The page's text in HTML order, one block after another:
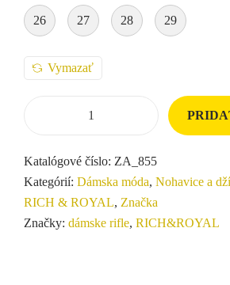
26 27 28 29
Vymazať
Katalógové číslo: ZA_855
Kategórií: Dámska móda, Nohavice a
RICH & ROYAL, Značka
Značky: dámske rifle, RICH&ROYAL